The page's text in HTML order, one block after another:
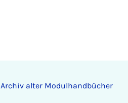
Ar­chiv al­ter Mo­dul­hand­bü­cher